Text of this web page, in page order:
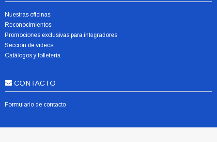
Nuestras oficinas
Reconocimientos
Promociones exclusivas para integradores
Sección de videos
Catálogos y folletería
CONTACTO
Formulario de contacto